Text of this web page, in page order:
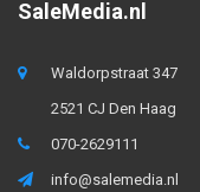
SaleMedia.nl
Waldorpstraat 347
2521 CJ Den Haag
070-2629111
info@salemedia.nl